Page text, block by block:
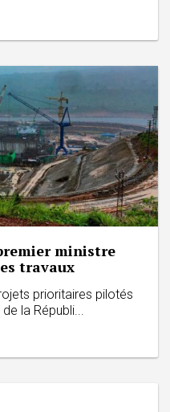
ministre
travaux
prioritaires pilotés
la Républi...